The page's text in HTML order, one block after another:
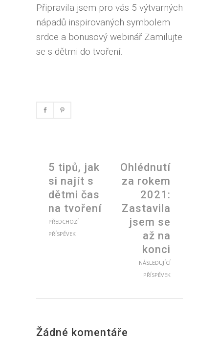
Připravila jsem pro vás 5 výtvarných
nápadů inspirovaných symbolem
srdce a bonusový webinář Zamilujte
se s dětmi do tvoření.
5 tipů, jak
si najít s
dětmi čas
na tvoření
PŘEDCHOZÍ
PŘÍSPĚVEK
Ohlédnutí
za rokem
2021:
Zastavila
jsem se
až na
konci
NÁSLEDUJÍCÍ
PŘÍSPĚVEK
Žádné komentáře